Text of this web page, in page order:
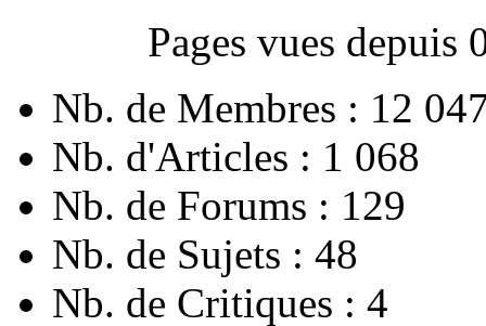
Pages vues
Nb. de Membres : 12
Nb. d'Articles : 1 068
Nb. de Forums : 129
Nb. de Sujets : 48
Nb. de Critiques : 4